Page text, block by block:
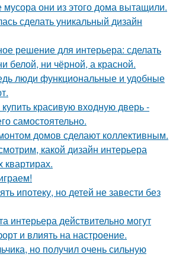
мусора они из этого дома вытащили.
сделать уникальный дизайн
решение для интерьера: сделать
белой, ни чёрной, а красной.
люди функциональные и удобные
купить красивую входную дверь -
самостоятельно.
домов сделают коллективным.
какой дизайн интерьера
квартирах.
ипотеку, но детей не завести без
интерьера действительно могут
и влиять на настроение.
но получил очень сильную